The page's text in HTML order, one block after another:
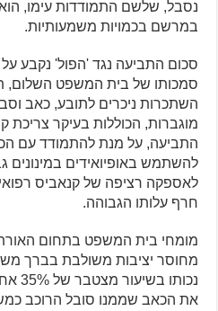
נסבל, שלשם התמודדות עימו,
במרשם בכמויות משמעותיות.
סמכותו של בית המשפט השלום,
השתכרות ניכרים לתובע, כאב
מוגברות, הכוללות בעיקר צריכת
התביעה, על מנת להתמודד עם
להשתמש באופיואידים במינונים
לאספקה רציפה של קנאביס
חרף עלותו הגבוהה.
מומחי בית המשפט בתחום
מחוסר יציבות משולבת בברך
את הכאב שממנו סובל הרוכב